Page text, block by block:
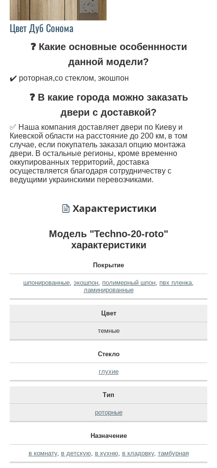
Цвет Дуб Сонома
❓ Какие основные особеннности
данной модели?
✔️ роторная,со стеклом, экошпон
❓ В какие города можно заказать
двери с доставкой?
✅ Наша компания доставляет двери по Киеву и
Киевской области на расстояние до 200 км, в том
случае, если покупатель заказал опцию монтажа
двери. В остальные регионы, кроме временно
оккупированных территорий, доставка
осуществляется благодаря сотрудничеству с
ведущими украинскими перевозчиками.
Характеристики
Модель "Techno-20-roto"
характеристики
Покрытие
шпонированные экошпон полимерный шпон пвх пленка
ламинированные
Цвет
темные
Стекло
глухие
Тип
роторные
Назначение
в комнату, в детскую, в кухню, в кладовку, тамбурная